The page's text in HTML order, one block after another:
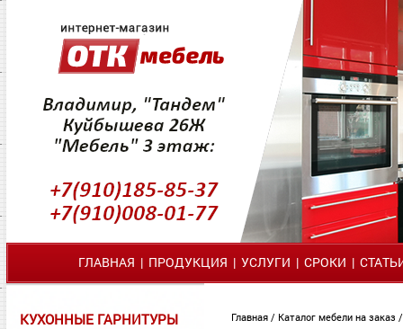
ГЛАВНАЯ | ПРОДУКЦИЯ | УСЛУГИ | СРОКИ |
КУХОННЫЕ ГАРНИТУРЫ Главная / Каталог мебели на заказ